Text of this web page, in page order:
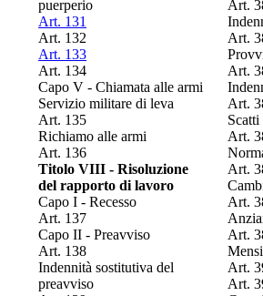
puerperio
Art. 131
Art. 132
Art. 133
Art. 134
Capo V - Chiamata alle armi
Servizio militare di leva
Art. 135
Richiamo alle armi
Art. 136
Titolo VIII - Risoluzione
del rapporto di lavoro
Capo I - Recesso
Art. 137
Capo II - Preavviso
Art. 138
Indennità sostitutiva del
preavviso
Art.
Art.
Art.
Art.
Art.
Art.
Art.
Art.
Art.
Art.